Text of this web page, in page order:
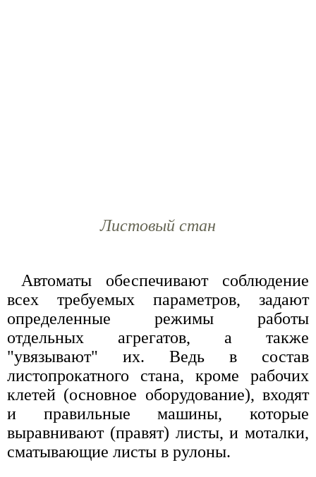
Листовый стан
Автоматы обеспечивают соблюдение
всех требуемых параметров, задают
определенные режимы работы
отдельных агрегатов, а также
"увязывают" их. Ведь в состав
листопрокатного стана, кроме рабочих
клетей (основное оборудование), входят
и правильные машины, которые
выравнивают (правят) листы, и моталки,
сматывающие листы в рулоны.